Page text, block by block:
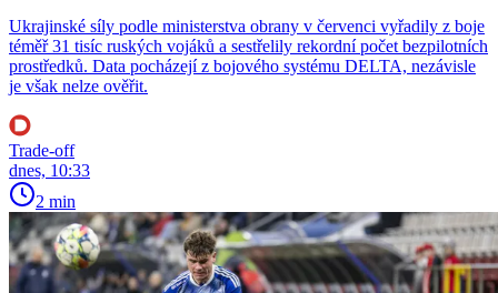
Ukrajinské síly podle ministerstva obrany v červenci vyřadily z boje
téměř 31 tisíc ruských vojáků a sestřelily rekordní počet bezpilotních
prostředků. Data pocházejí z bojového systému DELTA, nezávisle
je však nelze ověřit.
Trade-off
dnes, 10:33
2 min